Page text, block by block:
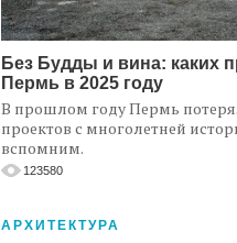
Без Будды и вина: каких
Пермь в 2025 году
В прошлом году Пермь
проектов с многолетней
вспомним.
123580
АРХИТЕКТУРА